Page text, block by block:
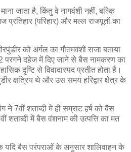
जाता है, किंतु वे नागवंशी नहीं, बल्कि
(परिहार) और मल्ल राजपूतों का
को अर्गल का गौतमवंशी राजा बताया
परगने दहेज में दिए जाने से बैस नामकरण का
दृष्टि से विवादास्पद प्रतीत होता है।
क्षत्रिय थे और उस समय हरिद्वार क्षेत्र के
ने 7वीं शताब्दी में ही सम्राट हर्ष को बैस
शताब्दी में बैस वंशनाम की उत्पत्ति का मत
यदि बैस परंपराओं के अनुसार शालिवाहन के